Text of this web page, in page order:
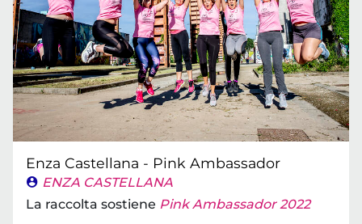
Enza Castellana - Pink Ambassador
ENZA CASTELLANA
La raccolta sostiene Pink Ambassador 2022